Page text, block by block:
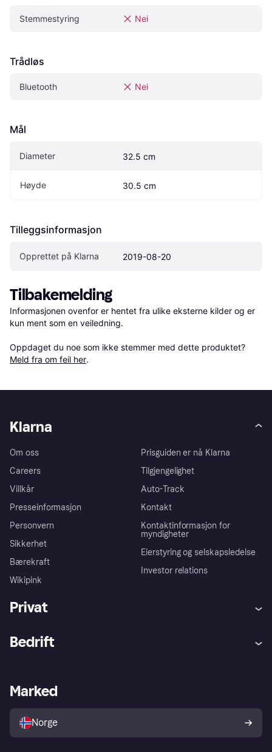
Stemmestyring Nei
Trådløs
Bluetooth Nei
Mål
Diameter 32.5 cm
Høyde 30.5 cm
Tilleggsinformasjon
Opprettet på Klarna 2019-08-20
Tilbakemelding
Informasjonen ovenfor er hentet fra ulike eksterne kilder og er
kun ment som en veiledning.
Oppdaget du noe som ikke stemmer med dette produktet?
Meld fra om feil her.
Klarna
Om oss
Careers
Villkår
Presseinformasjon
Personvern
Sikkerhet
Bærekraft
Wikipink
Prisguiden er nå Klarna
Tilgjengelighet
Auto-Track
Kontakt
Kontaktinformasjon for
myndigheter
Eierstyring og selskapsledelse
Investor relations
Privat
Utforsk butikker
Bedrift
Merchant portal
Marked
Norge